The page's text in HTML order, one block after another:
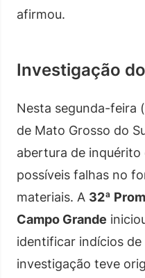
afirmou.
Investigação
Nesta segunda-feira (
de Mato Grosso do
abertura de inquérito
possíveis falhas no
materiais. A 32ª
Campo Grande
identificar indícios
investigação teve